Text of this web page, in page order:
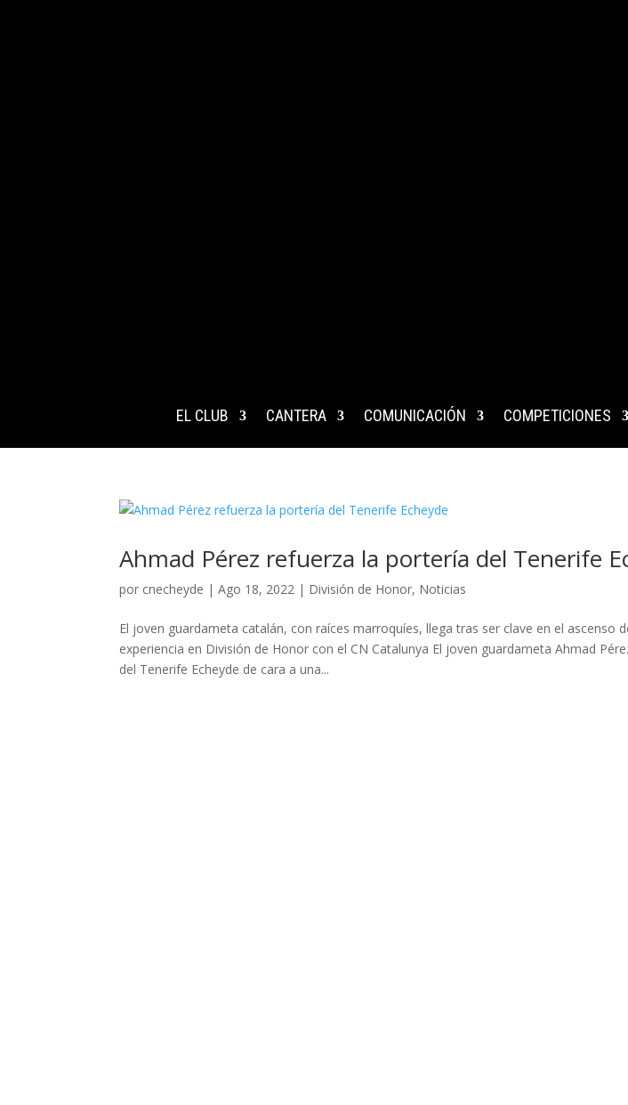
EL CLUB CANTERA COMUNICACIÓN COMPETICIONES
Ahmad Pérez refuerza la portería del Tenerife
por cnecheyde |Ago 18, 2022 | División de Honor, Noticias
El joven guardameta catalán, con raíces marroquíes, llega tras ser clave en el ascenso
experiencia en División de Honor con el CN Catalunya El joven guardameta Ahmad
del Tenerife Echeyde de cara a una...